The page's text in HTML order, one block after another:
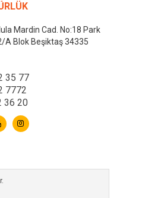
Mardin Cad. No:18 Park
A Blok Beşiktaş 34335
35 77
7772
36 20